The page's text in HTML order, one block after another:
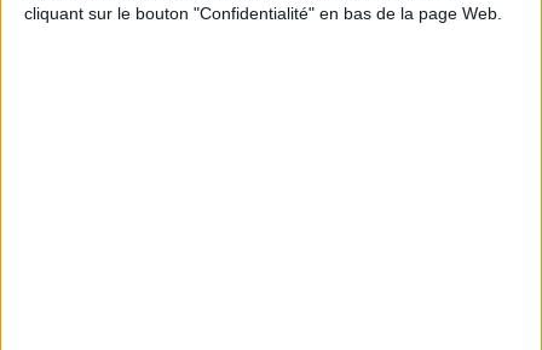
cliquant sur le bouton "Confidentialité" en bas de la page Web.